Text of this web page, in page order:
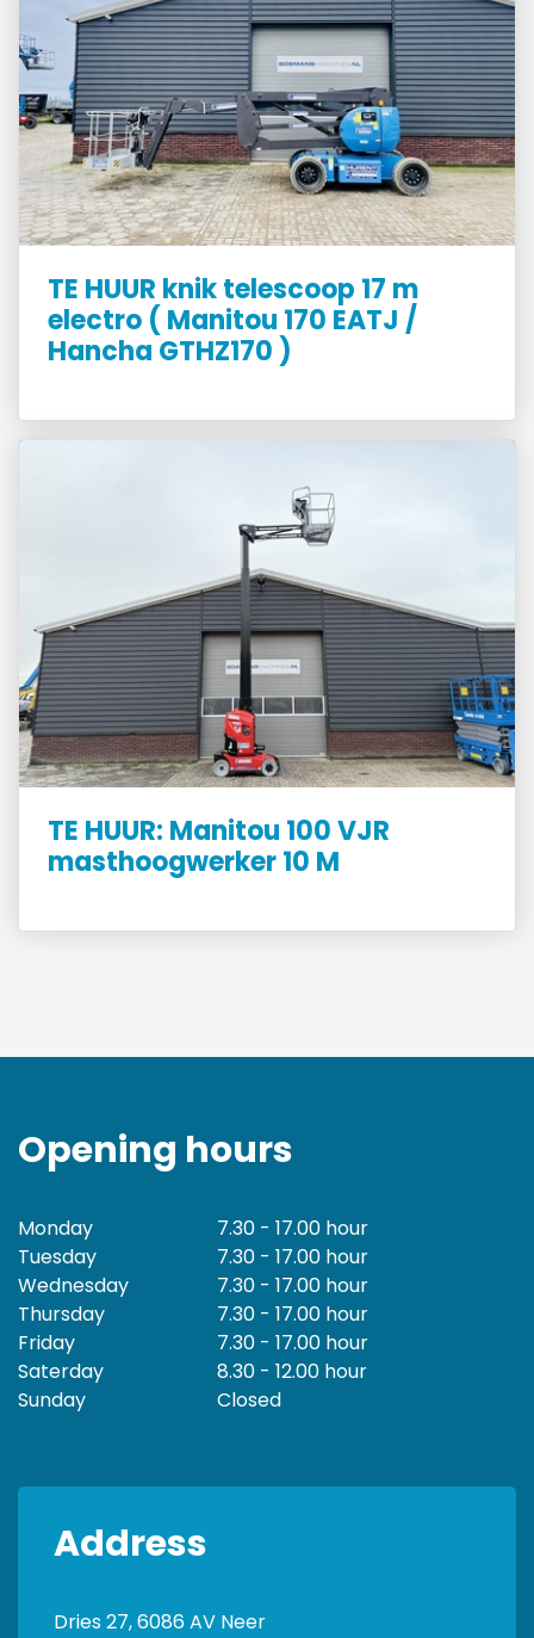
TE HUUR knik telescoop 17 m
electro ( Manitou 170 EATJ /
Hancha GTHZ170 )
TE HUUR: Manitou 100 VJR
masthoogwerker 10 M
Opening hours
Monday
7.30 - 17.00 hour
Tuesday
7.30 - 17.00 hour
Wednesday
7.30 - 17.00 hour
Thursday
7.30 - 17.00 hour
Friday
7.30 - 17.00 hour
Saterday
8.30 - 12.00 hour
Sunday
Closed
Address
Dries 27, 6086 AV Neer